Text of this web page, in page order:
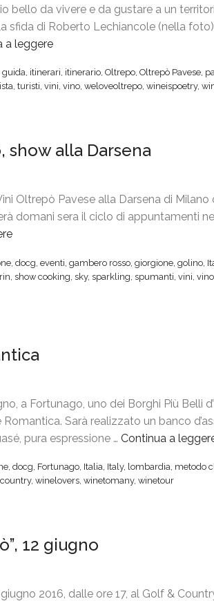
l
i
T
,
o
t
b
n
o
”
bello da vivere e da gustare a un
sfida di Roberto Lechiancole (nella
a leggere
G
a
o
c
G
’
O
l
r
f
u
guida, itinerari, itinerario, Oltrepo, Oltrepò Pavese,
, turisti, vini, vino, weloveoltrepo, wineispoetry,
show alla Darsena
Oltrepò Pavese alla Darsena di Milano
domani sera il ciclo di appuntamenti
a
o
s
s
o
O
e
,
docg eventi gambero rosso giorgione golino
show cooking sky, sparkling spumanti vini vino
a Fortunago, uno dei Borghi Più Belli
Sarà realizzato un banco
pura espressione … Continua a
docg Fortunago Italia Italy, lombardia metodo
, winelovers winetomany, winetour
12 giugno
2016, dalle ore 17, al Golf &